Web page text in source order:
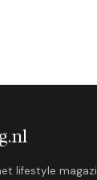
lifestyle